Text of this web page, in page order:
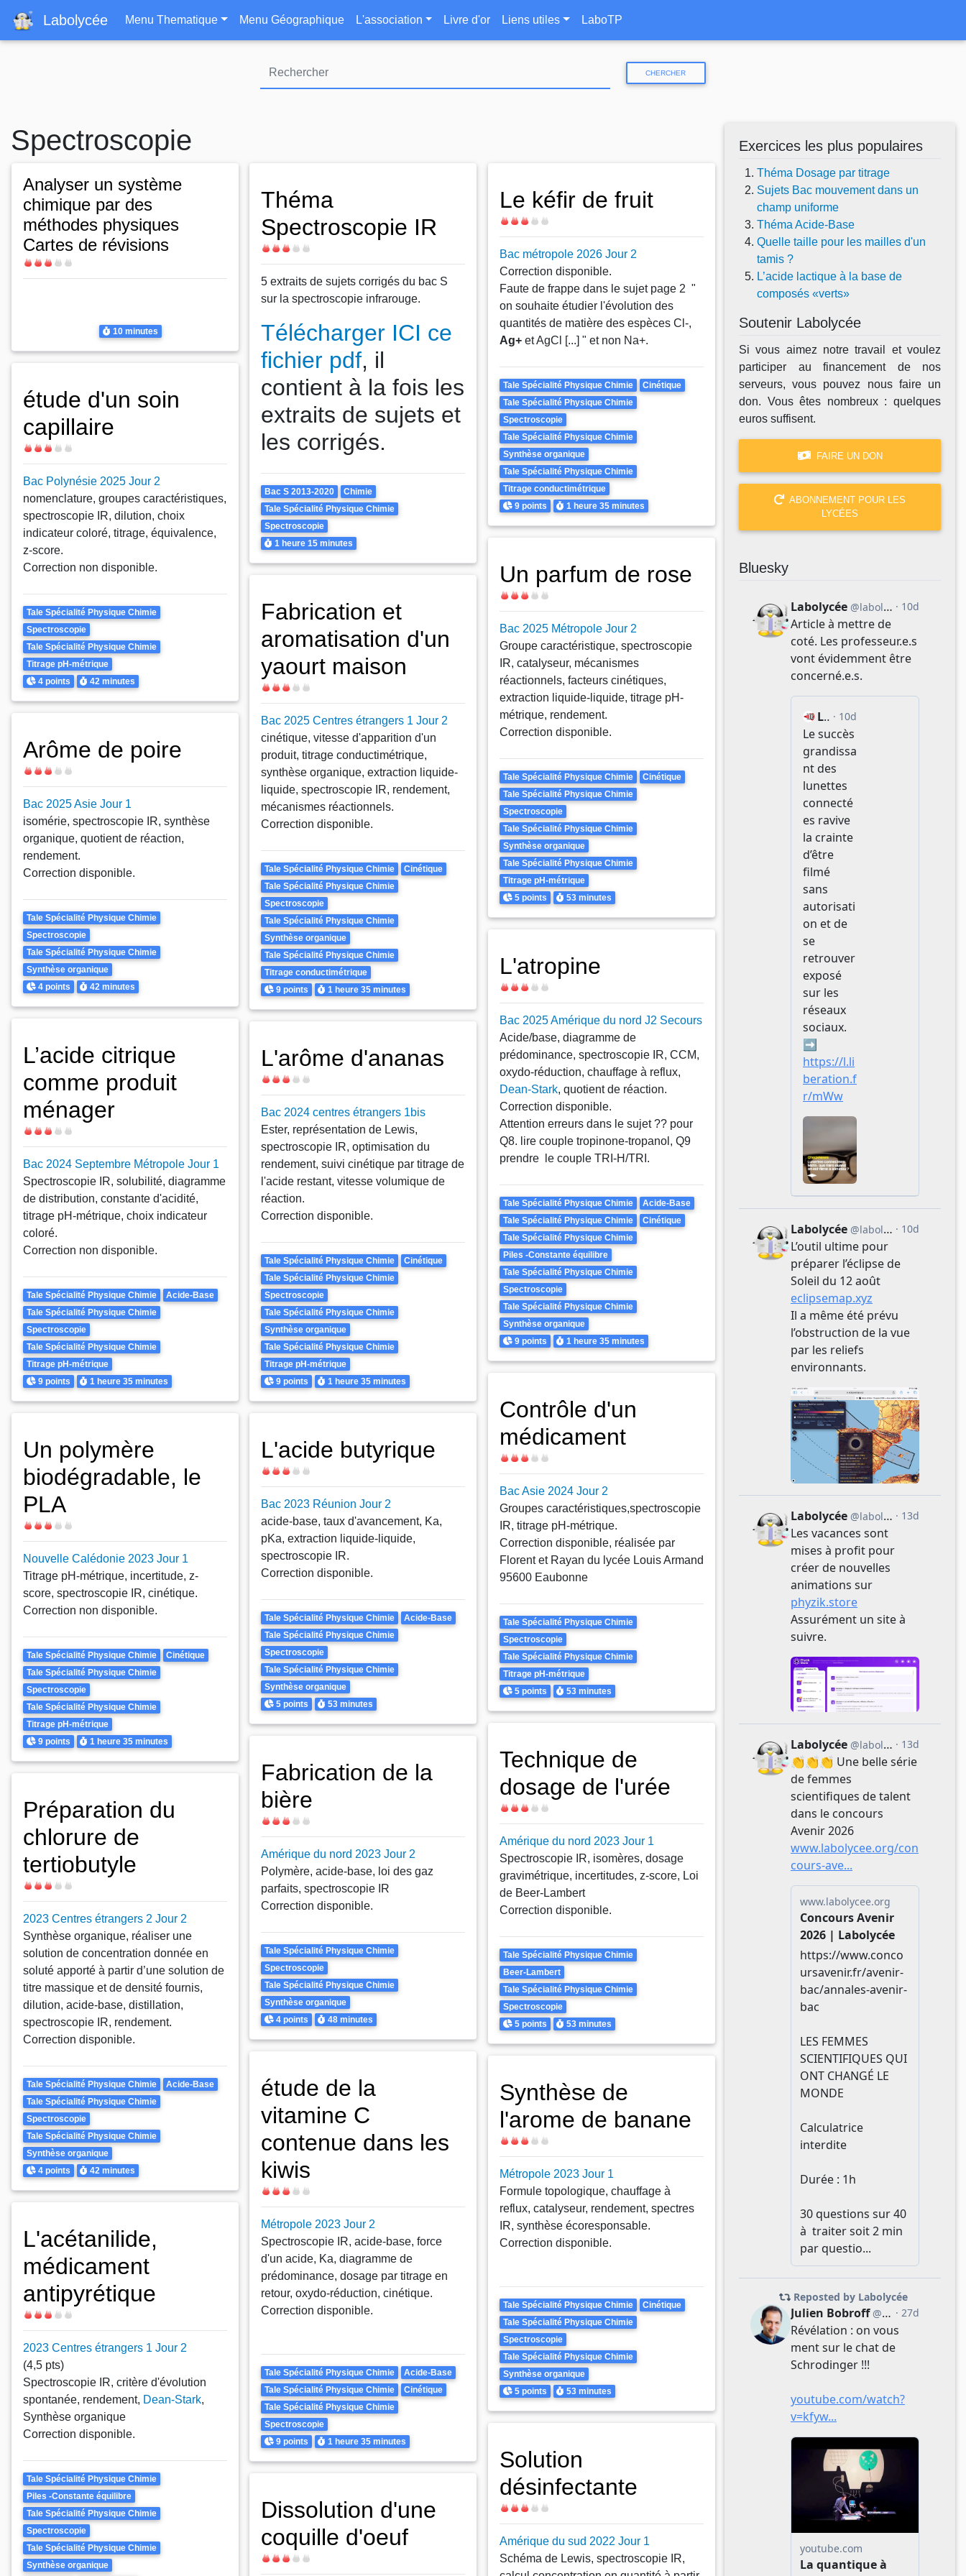
au
contenu
Labolycée Navigation principale
Menu Thematique Menu Géographique L'association Livre d'or Liens utiles LaboTP
CHERCHER
Spectroscopie
Analyser un système
chimique par des
méthodes physiques
Cartes de révisions
Difficulté
Durée
10 minutes
Théma
Spectroscopie IR
Difficulté
5 extraits de sujets corrigés du bac S
sur la spectroscopie infrarouge.
Télécharger ICI ce
fichier pdf, il
contient à la fois les
extraits de sujets et
les corrigés.
Theme
Bac S 2013-2020
Chimie
Tale Spécialité Physique Chimie
Spectroscopie
Durée
1 heure 15 minutes
Le kéfir de fruit
Difficulté
Bac métropole 2026 Jour 2
Correction disponible.
Faute de frappe dans le sujet page 2 "
on souhaite étudier l'évolution des
quantités de matière des espèces Cl-,
Ag+ et AgCl [...] " et non Na+.
Theme
Tale Spécialité Physique Chimie
Cinétique
Tale Spécialité Physique Chimie
Spectroscopie
Tale Spécialité Physique Chimie
Synthèse organique
Tale Spécialité Physique Chimie
Titrage conductimétrique
Points
9 points Durée
1 heure35 minutes
étude d'un soin
capillaire
Difficulté
Bac Polynésie 2025 Jour 2
nomenclature, groupes caractéristiques,
spectroscopie IR, dilution, choix
indicateur coloré, titrage, équivalence,
z-score.
Correction non disponible.
Theme
Tale Spécialité Physique Chimie
Spectroscopie
Tale Spécialité Physique Chimie
Titrage pH-métrique
Points
4 points Durée
42 minutes
Un parfum de rose
Difficulté
Bac 2025 Métropole Jour 2
Groupe caractéristique, spectroscopie
IR, catalyseur, mécanismes
réactionnels, facteurs cinétiques,
extraction liquide-liquide, titrage pH-
métrique, rendement.
Correction disponible.
Theme
Tale Spécialité Physique Chimie
Cinétique
Tale Spécialité Physique Chimie
Spectroscopie
Tale Spécialité Physique Chimie
Synthèse organique
Tale Spécialité Physique Chimie
Titrage pH-métrique
Points
5 points Durée
53 minutes
Fabrication et
aromatisation d'un
yaourt maison
Difficulté
Bac 2025 Centres étrangers 1 Jour 2
cinétique, vitesse d'apparition d'un
produit, titrage conductimétrique,
synthèse organique, extraction liquide-
liquide, spectroscopie IR, rendement,
mécanismes réactionnels.
Correction disponible.
Theme
Tale Spécialité Physique Chimie
Cinétique
Tale Spécialité Physique Chimie
Spectroscopie
Tale Spécialité Physique Chimie
Synthèse organique
Tale Spécialité Physique Chimie
Titrage conductimétrique
Points
9 points Durée
1 heure35 minutes
Arôme de poire
Difficulté
Bac 2025 Asie Jour 1
isomérie, spectroscopie IR, synthèse
organique, quotient de réaction,
rendement.
Correction disponible.
Theme
Tale Spécialité Physique Chimie
Spectroscopie
Tale Spécialité Physique Chimie
Synthèse organique
Points
4 points Durée
42 minutes
L'atropine
Difficulté
Bac 2025 Amérique du nord J2 Secours
Acide/base, diagramme de
prédominance, spectroscopie IR, CCM,
oxydo-réduction, chauffage à reflux,
Dean-Stark, quotient de réaction.
Correction disponible.
Attention erreurs dans le sujet ?? pour
Q8. lire couple tropinone-tropanol, Q9
prendre le couple TRI-H/TRI.
Theme
Tale Spécialité Physique Chimie
Acide-Base
Tale Spécialité Physique Chimie
Cinétique
Tale Spécialité Physique Chimie
Piles -Constante équilibre
Tale Spécialité Physique Chimie
Spectroscopie
Tale Spécialité Physique Chimie
Synthèse organique
Points
9 points Durée
1 heure35 minutes
L’acide citrique
comme produit
ménager
Difficulté
Bac 2024 Septembre Métropole Jour 1
Spectroscopie IR, solubilité, diagramme
de distribution, constante d'acidité,
titrage pH-métrique, choix indicateur
coloré.
Correction non disponible.
Theme
Tale Spécialité Physique Chimie
Acide-Base
Tale Spécialité Physique Chimie
Spectroscopie
Tale Spécialité Physique Chimie
Titrage pH-métrique
Points
9 points Durée
1 heure35 minutes
L'arôme d'ananas
Difficulté
Bac 2024 centres étrangers 1bis
Ester, représentation de Lewis,
spectroscopie IR, optimisation du
rendement, suivi cinétique par titrage de
l'acide restant, vitesse volumique de
réaction.
Correction disponible.
Theme
Tale Spécialité Physique Chimie
Cinétique
Tale Spécialité Physique Chimie
Spectroscopie
Tale Spécialité Physique Chimie
Synthèse organique
Tale Spécialité Physique Chimie
Titrage pH-métrique
Points
9 points Durée
1 heure35 minutes
Contrôle d'un
médicament
Difficulté
Bac Asie 2024 Jour 2
Groupes caractéristiques,spectroscopie
IR, titrage pH-métrique.
Correction disponible, réalisée par
Florent et Rayan du lycée Louis Armand
95600 Eaubonne
Theme
Tale Spécialité Physique Chimie
Spectroscopie
Tale Spécialité Physique Chimie
Titrage pH-métrique
Points
5 points Durée
53 minutes
Un polymère
biodégradable, le
PLA
Difficulté
Nouvelle Calédonie 2023 Jour 1
Titrage pH-métrique, incertitude, z-
score, spectroscopie IR, cinétique.
Correction non disponible.
Theme
Tale Spécialité Physique Chimie
Cinétique
Tale Spécialité Physique Chimie
Spectroscopie
Tale Spécialité Physique Chimie
Titrage pH-métrique
Points
9 points Durée
1 heure35 minutes
L'acide butyrique
Difficulté
Bac 2023 Réunion Jour 2
acide-base, taux d'avancement, Ka,
pKa, extraction liquide-liquide,
spectroscopie IR.
Correction disponible.
Theme
Tale Spécialité Physique Chimie
Acide-Base
Tale Spécialité Physique Chimie
Spectroscopie
Tale Spécialité Physique Chimie
Synthèse organique
Points
5 points Durée
53 minutes
Technique de
dosage de l'urée
Difficulté
Amérique du nord 2023 Jour 1
Spectroscopie IR, isomères, dosage
gravimétrique, incertitudes, z-score, Loi
de Beer-Lambert
Correction disponible.
Theme
Tale Spécialité Physique Chimie
Beer-Lambert
Tale Spécialité Physique Chimie
Spectroscopie
Points
5 points Durée
53 minutes
Fabrication de la
bière
Difficulté
Amérique du nord 2023 Jour 2
Polymère, acide-base, loi des gaz
parfaits, spectroscopie IR
Correction disponible.
Theme
Tale Spécialité Physique Chimie
Spectroscopie
Tale Spécialité Physique Chimie
Synthèse organique
Points
4 points Durée
48 minutes
Préparation du
chlorure de
tertiobutyle
Difficulté
2023 Centres étrangers 2 Jour 2
Synthèse organique, réaliser une
solution de concentration donnée en
soluté apporté à partir d’une solution de
titre massique et de densité fournis,
dilution, acide-base, distillation,
spectroscopie IR, rendement.
Correction disponible.
Theme
Tale Spécialité Physique Chimie
Acide-Base
Tale Spécialité Physique Chimie
Spectroscopie
Tale Spécialité Physique Chimie
Synthèse organique
Points
4 points Durée
42 minutes
étude de la
vitamine C
contenue dans les
kiwis
Difficulté
Métropole 2023 Jour 2
Spectroscopie IR, acide-base, force
d'un acide, Ka, diagramme de
prédominance, dosage par titrage en
retour, oxydo-réduction, cinétique.
Correction disponible.
Theme
Tale Spécialité Physique Chimie
Acide-Base
Tale Spécialité Physique Chimie
Cinétique
Tale Spécialité Physique Chimie
Spectroscopie
Points
9 points Durée
1 heure35 minutes
Synthèse de
l'arome de banane
Difficulté
Métropole 2023 Jour 1
Formule topologique, chauffage à
reflux, catalyseur, rendement, spectres
IR, synthèse écoresponsable.
Correction disponible.
Theme
Tale Spécialité Physique Chimie
Cinétique
Tale Spécialité Physique Chimie
Spectroscopie
Tale Spécialité Physique Chimie
Synthèse organique
Points
5 points Durée
53 minutes
L'acétanilide,
médicament
antipyrétique
Difficulté
2023 Centres étrangers 1 Jour 2
(4,5 pts)
Spectroscopie IR, critère d'évolution
spontanée, rendement, Dean-Stark,
Synthèse organique
Correction disponible.
Theme
Tale Spécialité Physique Chimie
Piles -Constante équilibre
Tale Spécialité Physique Chimie
Spectroscopie
Tale Spécialité Physique Chimie
Synthèse organique
Solution
désinfectante
Difficulté
Amérique du sud 2022 Jour 1
Schéma de Lewis, spectroscopie IR,
Dissolution d'une
coquille d'oeuf
Difficulté
Exercices les plus populaires
Théma Dosage par titrage
Sujets Bac mouvement dans un
champ uniforme
Théma Acide-Base
Quelle taille pour les mailles d'un
tamis ?
L’acide lactique à la base de
composés «verts»
Soutenir Labolycée
Si vous aimez notre travail et voulez
participer au financement de nos
serveurs, vous pouvez nous faire un
don. Vous êtes nombreux : quelques
euros suffisent.
FAIRE UN DON
ABONNEMENT POUR LES
LYCÉES
Bluesky